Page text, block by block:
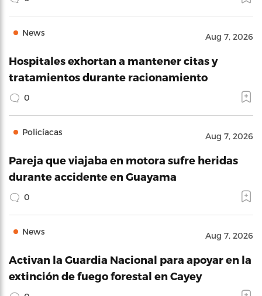
News Aug 7, 2026
Hospitales exhortan a mantener citas y
tratamientos durante racionamiento
0
Policíacas Aug 7, 2026
Pareja que viajaba en motora sufre heridas
durante accidente en Guayama
0
News Aug 7, 2026
Activan la Guardia Nacional para apoyar en la
extinción de fuego forestal en Cayey